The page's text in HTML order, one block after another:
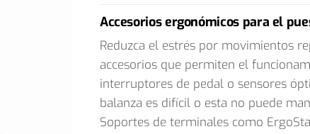
Accesorios ergonómicos para el
Reduzca el estrés por movimientos
accesorios que permiten el
interruptores de pedal o sensores
balanza es difícil o esta no puede
Soportes de terminales como